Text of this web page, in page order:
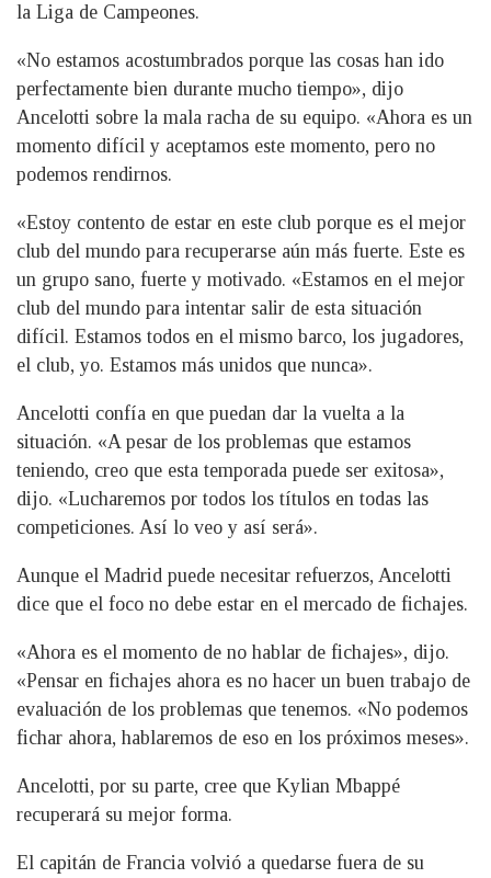
la Liga de Campeones.
«No estamos acostumbrados porque las cosas han ido
perfectamente bien durante mucho tiempo», dijo
Ancelotti sobre la mala racha de su equipo. «Ahora es un
momento difícil y aceptamos este momento, pero no
podemos rendirnos.
«Estoy contento de estar en este club porque es el mejor
club del mundo para recuperarse aún más fuerte. Este es
un grupo sano, fuerte y motivado. «Estamos en el mejor
club del mundo para intentar salir de esta situación
difícil. Estamos todos en el mismo barco, los jugadores,
el club, yo. Estamos más unidos que nunca».
Ancelotti confía en que puedan dar la vuelta a la
situación. «A pesar de los problemas que estamos
teniendo, creo que esta temporada puede ser exitosa»,
dijo. «Lucharemos por todos los títulos en todas las
competiciones. Así lo veo y así será».
Aunque el Madrid puede necesitar refuerzos, Ancelotti
dice que el foco no debe estar en el mercado de fichajes.
«Ahora es el momento de no hablar de fichajes», dijo.
«Pensar en fichajes ahora es no hacer un buen trabajo de
evaluación de los problemas que tenemos. «No podemos
fichar ahora, hablaremos de eso en los próximos meses».
Ancelotti, por su parte, cree que Kylian Mbappé
recuperará su mejor forma.
El capitán de Francia volvió a quedarse fuera de su